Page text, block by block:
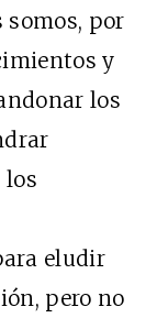
por
y
los
los
eludir
pero no